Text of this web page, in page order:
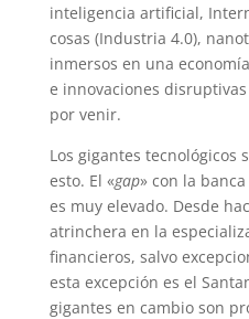
inteligencia artificial,
cosas (Industria 4.0),
inmersos en una
e innovaciones
por venir.
Los gigantes tecnológicos
esto. El «gap» con la
es muy elevado. Desde
atrinchera en la
financieros, salvo
esta excepción es el
gigantes en cambio son